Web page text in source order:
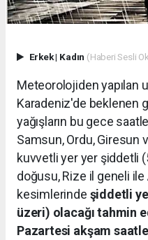
Erkek| Kadın (Haberi Sesli
Meteorolojiden yapılan
Karadeniz'de beklenen
yağışların bu gece
Samsun, Ordu, Giresun
kuvvetli yer yer şiddetli
doğusu, Rize il geneli ile
kesimlerinde şiddetli
üzeri) olacağı tahmin
Pazartesi akşam